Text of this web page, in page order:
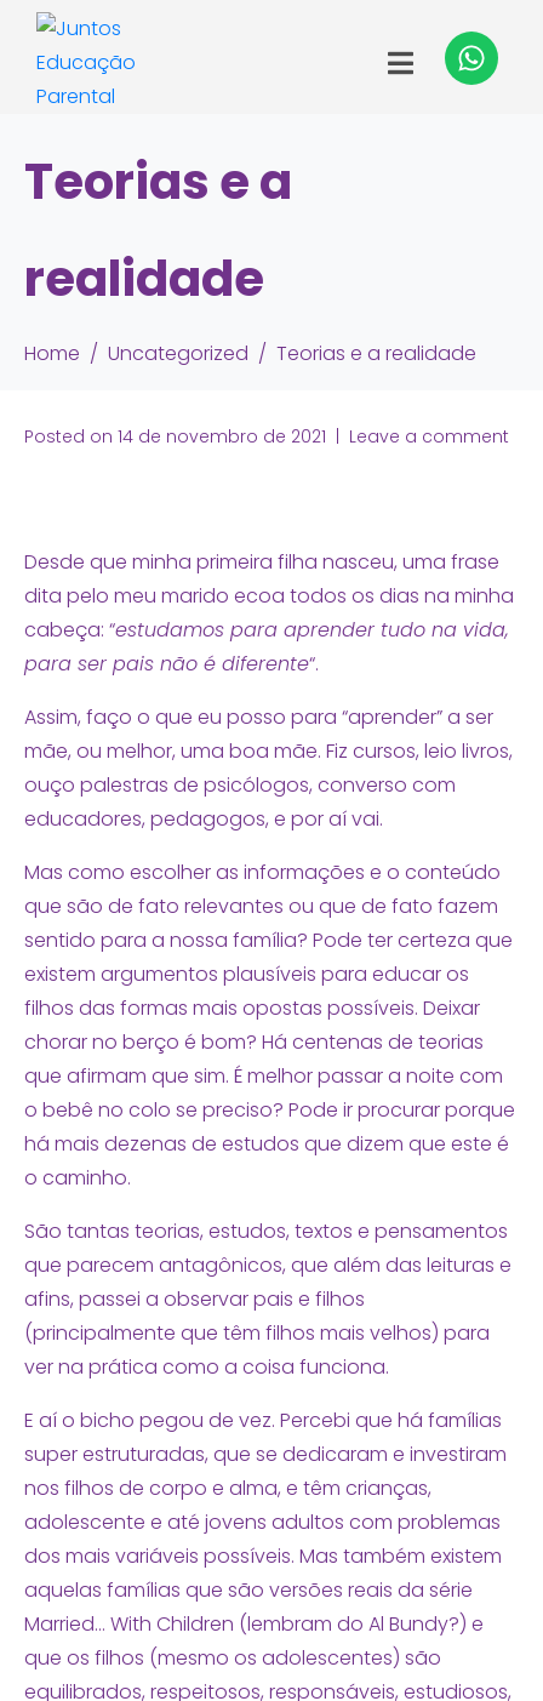
Teorias e a
realidade
Home Uncategorized Teorias e a realidade
Posted on 14 de novembro de 2021 Leave a comment
Desde que minha primeira filha nasceu, uma frase
dita pelo meu marido ecoa todos os dias na minha
cabeça: “estudamos para aprender tudo na vida,
para ser pais não é diferente“.
Assim, faço o que eu posso para “aprender” a ser
mãe, ou melhor, uma boa mãe. Fiz cursos, leio livros,
ouço palestras de psicólogos, converso com
educadores, pedagogos, e por aí vai.
Mas como escolher as informações e o conteúdo
que são de fato relevantes ou que de fato fazem
sentido para a nossa família? Pode ter certeza que
existem argumentos plausíveis para educar os
filhos das formas mais opostas possíveis. Deixar
chorar no berço é bom? Há centenas de teorias
que afirmam que sim. É melhor passar a noite com
o bebê no colo se preciso? Pode ir procurar porque
há mais dezenas de estudos que dizem que este é
o caminho.
São tantas teorias, estudos, textos e pensamentos
que parecem antagônicos, que além das leituras e
afins, passei a observar pais e filhos
(principalmente que têm filhos mais velhos) para
ver na prática como a coisa funciona.
E aí o bicho pegou de vez. Percebi que há famílias
super estruturadas, que se dedicaram e investiram
nos filhos de corpo e alma, e têm crianças,
adolescente e até jovens adultos com problemas
dos mais variáveis possíveis. Mas também existem
aquelas famílias que são versões reais da série
Married… With Children (lembram do Al Bundy?) e
que os filhos (mesmo os adolescentes) são
equilibrados, respeitosos, responsáveis, estudiosos,